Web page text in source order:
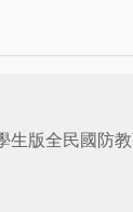
版全民國防